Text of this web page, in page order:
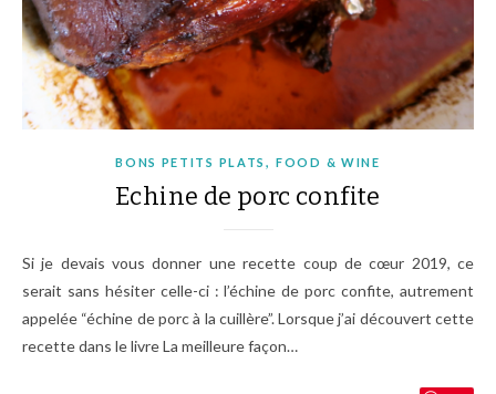
BONS PETITS PLATS,FOOD & WINE
Echine de porc confite
Si je devais vous donner une recette coup de cœur 2019, ce
serait sans hésiter celle-ci : l’échine de porc confite, autrement
appelée “échine de porc à la cuillère”. Lorsque j’ai découvert cette
recette dans le livre La meilleure façon…